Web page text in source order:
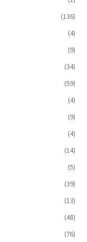
(136)
(4)
(9)
(34)
(59)
(4)
(9)
(4)
(14)
(5)
(39)
(13)
(48)
(76)